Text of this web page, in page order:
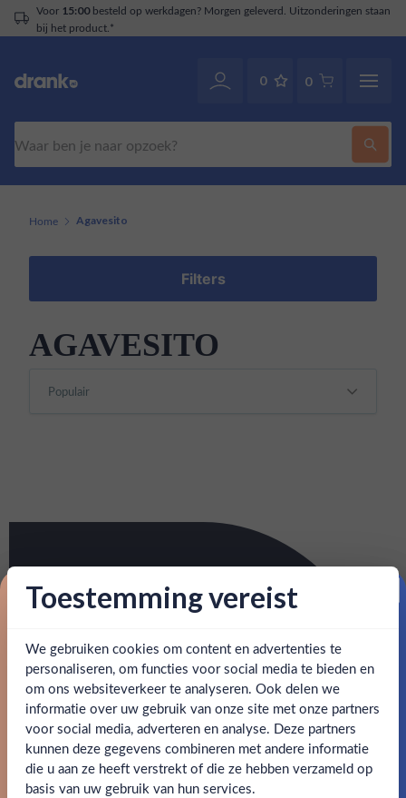
Voor 15:00besteld op werkdagen? Morgen geleverd. Uitzonderingen staan
bij het product.*
0 0
Ben jij 18 jaar of ouder?
Ja Nee
Home Agavesito
Filters
AGAVESITO
Toestemming vereist
We gebruiken cookies om content en advertenties te
personaliseren, om functies voor social media te bieden en
om ons websiteverkeer te analyseren. Ook delen we
informatie over uw gebruik van onze site met onze partners
voor social media, adverteren en analyse. Deze partners
kunnen deze gegevens combineren met andere informatie
die u aan ze heeft verstrekt of die ze hebben verzameld op
basis van uw gebruik van hun services.
Proost op je eerste korting!
Schrijf je in en ontvang direct 5% korting op je eerste
bestelling.
Email
Claim mijn korting